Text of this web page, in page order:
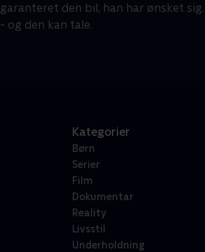
garanteret den bil, han har ønsket
- og den kan tale.
Kategorier
Børn
Serier
Film
Dokumentar
Reality
Livsstil
Underholdning